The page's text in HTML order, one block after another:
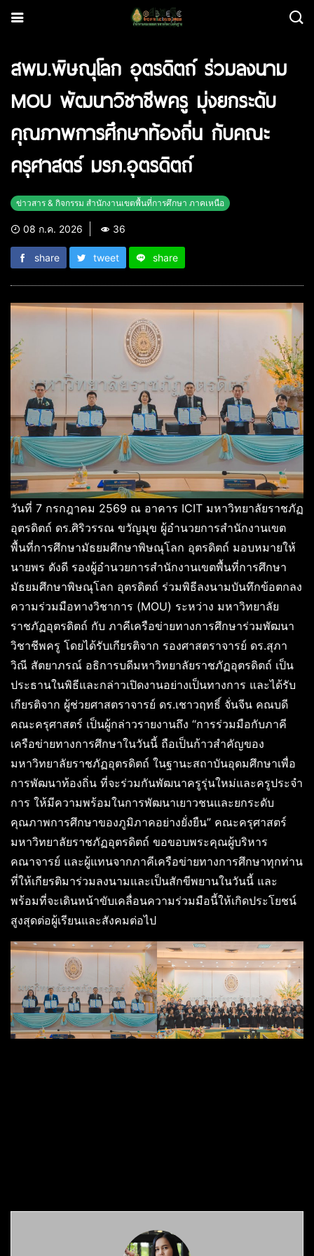
สพม.พิษณุโลก อุตรดิตถ์ ร่วมลงนาม
MOU พัฒนาวิชาชีพครู มุ่งยกระดับ
คุณภาพการศึกษาท้องถิ่น กับคณะ
ครุศาสตร์ มรภ.อุตรดิตถ์
ข่าวสาร & กิจกรรม สำนักงานเขตพื้นที่การศึกษา ภาคเหนือ
08 ก.ค. 2026 36
share tweet share
วันที่ 7 กรกฎาคม 2569 ณ อาคาร ICIT มหาวิทยาลัยราชภัฏ
อุตรดิตถ์ ดร.ศิริวรรณ ขวัญมุข ผู้อำนวยการสำนักงานเขต
พื้นที่การศึกษามัธยมศึกษาพิษณุโลก อุตรดิตถ์ มอบหมายให้
นายพร ดังดี รองผู้อำนวยการสำนักงานเขตพื้นที่การศึกษา
มัธยมศึกษาพิษณุโลก อุตรดิตถ์ ร่วมพิธีลงนามบันทึกข้อตกลง
ความร่วมมือทางวิชาการ (MOU) ระหว่าง มหาวิทยาลัย
ราชภัฏอุตรดิตถ์ กับ ภาคีเครือข่ายทางการศึกษาร่วมพัฒนา
วิชาชีพครู โดยได้รับเกียรติจาก รองศาสตราจารย์ ดร.สุภา
วิณี สัตยาภรณ์ อธิการบดีมหาวิทยาลัยราชภัฏอุตรดิตถ์ เป็น
ประธานในพิธีและกล่าวเปิดงานอย่างเป็นทางการ และได้รับ
เกียรติจาก ผู้ช่วยศาสตราจารย์ ดร.เชาวฤทธิ์ จั่นจีน คณบดี
คณะครุศาสตร์ เป็นผู้กล่าวรายงานถึง “การร่วมมือกับภาคี
เครือข่ายทางการศึกษาในวันนี้ ถือเป็นก้าวสำคัญของ
มหาวิทยาลัยราชภัฏอุตรดิตถ์ ในฐานะสถาบันอุดมศึกษาเพื่อ
การพัฒนาท้องถิ่น ที่จะร่วมกันพัฒนาครูรุ่นใหม่และครูประจำ
การ ให้มีความพร้อมในการพัฒนาเยาวชนและยกระดับ
คุณภาพการศึกษาของภูมิภาคอย่างยั่งยืน” คณะครุศาสตร์
มหาวิทยาลัยราชภัฏอุตรดิตถ์ ขอขอบพระคุณผู้บริหาร
คณาจารย์ และผู้แทนจากภาคีเครือข่ายทางการศึกษาทุกท่าน
ที่ให้เกียรติมาร่วมลงนามและเป็นสักขีพยานในวันนี้ และ
พร้อมที่จะเดินหน้าขับเคลื่อนความร่วมมือนี้ให้เกิดประโยชน์
สูงสุดต่อผู้เรียนและสังคมต่อไป